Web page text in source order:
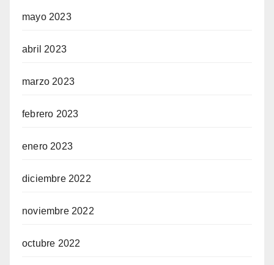
mayo 2023
abril 2023
marzo 2023
febrero 2023
enero 2023
diciembre 2022
noviembre 2022
octubre 2022